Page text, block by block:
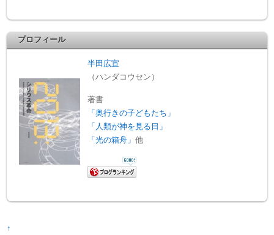
プロフィール
半田広宣
（ハンダコウセン）
著書
「奥行きの子どもたち」
「人類が神を見る日」
「光の箱舟」他
↑